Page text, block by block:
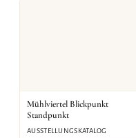
Mühlviertel Blickpunkt
Standpunkt
AUSSTELLUNGSKATALOG